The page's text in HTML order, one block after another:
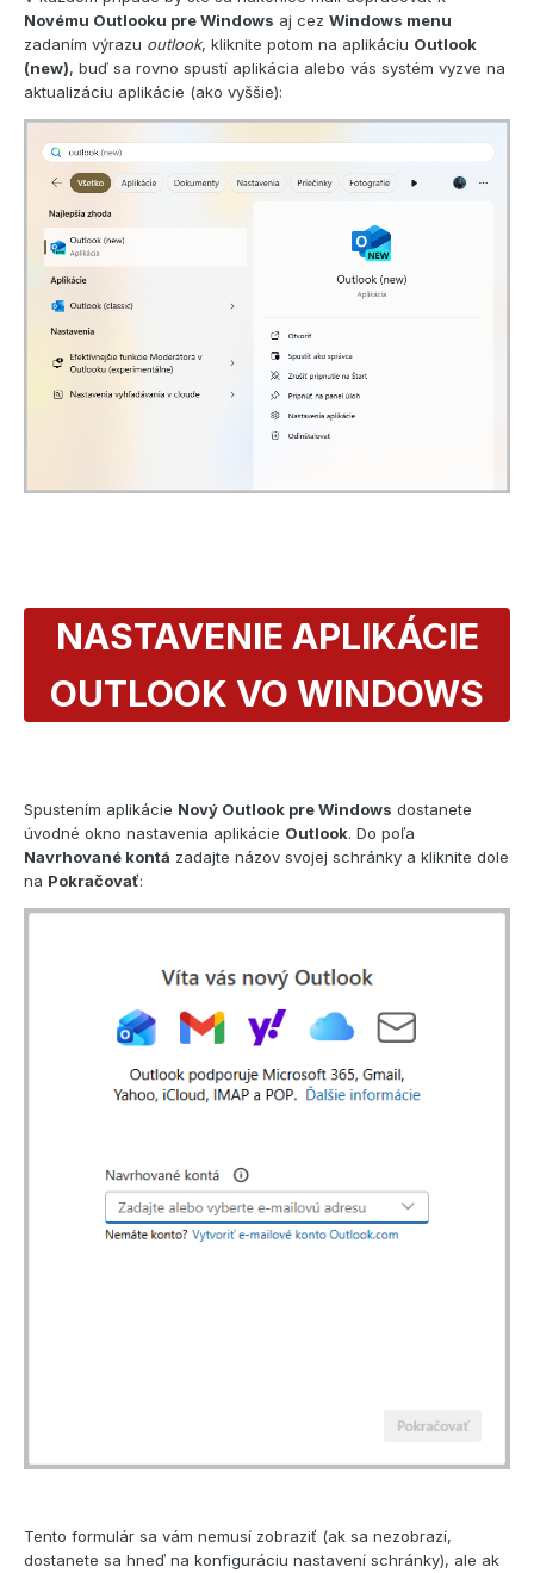
Novému Outlooku pre Windows aj cez Windows menu
zadaním výrazu outlook, kliknite potom na aplikáciu Outlook
(new), buď sa rovno spustí aplikácia alebo vás systém vyzve na
aktualizáciu aplikácie (ako vyššie):
NASTAVENIE APLIKÁCIE
OUTLOOK VO WINDOWS
Spustením aplikácie Nový Outlook pre Windows dostanete
úvodné okno nastavenia aplikácie Outlook. Do poľa
Navrhované kontá zadajte názov svojej schránky a kliknite dole
na Pokračovať:
Tento formulár sa vám nemusí zobraziť (ak sa nezobrazí,
dostanete sa hneď na konfiguráciu nastavení schránky), ale ak